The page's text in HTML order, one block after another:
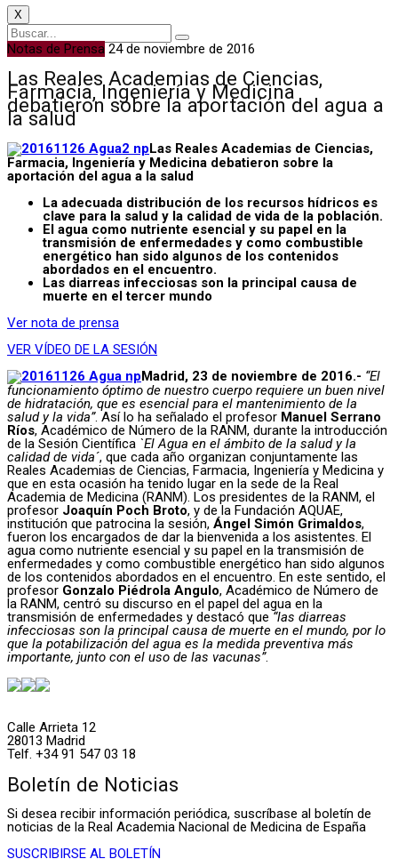
X
Notas de Prensa 24 de noviembre de 2016
Las Reales Academias de Ciencias,
Farmacia, Ingeniería y Medicina
debatieron sobre la aportación del agua a
la salud
Las Reales Academias de Ciencias,
Farmacia, Ingeniería y Medicina debatieron sobre la
aportación del agua a la salud
La adecuada distribución de los recursos hídricos es
clave para la salud y la calidad de vida de la población.
El agua como nutriente esencial y su papel en la
transmisión de enfermedades y como combustible
energético han sido algunos de los contenidos
abordados en el encuentro.
Las diarreas infecciosas son la principal causa de
muerte en el tercer mundo
Ver nota de prensa
VER VÍDEO DE LA SESIÓN
Madrid, 23 de noviembre de 2016.- “El
funcionamiento óptimo de nuestro cuerpo requiere un buen nivel
de hidratación, que es esencial para el mantenimiento de la
salud y la vida”. Así lo ha señalado el profesor Manuel Serrano
Ríos, Académico de Número de la RANM, durante la introducción
de la Sesión Científica `El Agua en el ámbito de la salud y la
calidad de vida´, que cada año organizan conjuntamente las
Reales Academias de Ciencias, Farmacia, Ingeniería y Medicina y
que en esta ocasión ha tenido lugar en la sede de la Real
Academia de Medicina (RANM). Los presidentes de la RANM, el
profesor Joaquín Poch Broto, y de la Fundación AQUAE,
institución que patrocina la sesión, Ángel Simón Grimaldos,
fueron los encargados de dar la bienvenida a los asistentes. El
agua como nutriente esencial y su papel en la transmisión de
enfermedades y como combustible energético han sido algunos
de los contenidos abordados en el encuentro. En este sentido, el
profesor Gonzalo Piédrola Angulo, Académico de Número de
la RANM, centró su discurso en el papel del agua en la
transmisión de enfermedades y destacó que “las diarreas
infecciosas son la principal causa de muerte en el mundo, por lo
que la potabilización del agua es la medida preventiva más
importante, junto con el uso de las vacunas”.
Calle Arrieta 12
28013 Madrid
Telf. +34 91 547 03 18
Boletín de Noticias
Si desea recibir información periódica, suscríbase al boletín de
noticias de la Real Academia Nacional de Medicina de España
SUSCRIBIRSE AL BOLETÍN